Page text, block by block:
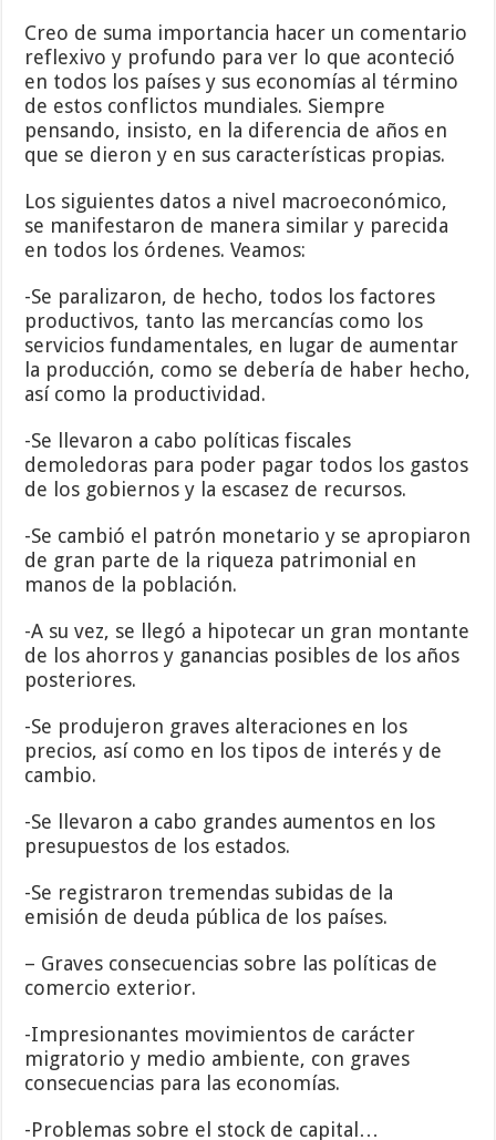
Creo de suma importancia hacer un comentario
reflexivo y profundo para ver lo que aconteció
en todos los países y sus economías al término
de estos conflictos mundiales. Siempre
pensando, insisto, en la diferencia de años en
que se dieron y en sus características propias.
Los siguientes datos a nivel macroeconómico,
se manifestaron de manera similar y parecida
en todos los órdenes. Veamos:
-Se paralizaron, de hecho, todos los factores
productivos, tanto las mercancías como los
servicios fundamentales, en lugar de aumentar
la producción, como se debería de haber hecho,
así como la productividad.
-Se llevaron a cabo políticas fiscales
demoledoras para poder pagar todos los gastos
de los gobiernos y la escasez de recursos.
-Se cambió el patrón monetario y se apropiaron
de gran parte de la riqueza patrimonial en
manos de la población.
-A su vez, se llegó a hipotecar un gran montante
de los ahorros y ganancias posibles de los años
posteriores.
-Se produjeron graves alteraciones en los
precios, así como en los tipos de interés y de
cambio.
-Se llevaron a cabo grandes aumentos en los
presupuestos de los estados.
-Se registraron tremendas subidas de la
emisión de deuda pública de los países.
– Graves consecuencias sobre las políticas de
comercio exterior.
-Impresionantes movimientos de carácter
migratorio y medio ambiente, con graves
consecuencias para las economías.
-Problemas sobre el stock de capital…